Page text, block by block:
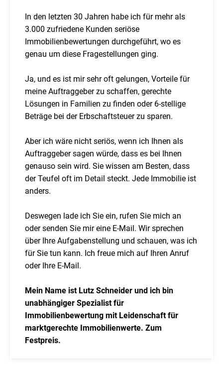
In den letzten 30 Jahren habe ich für mehr als
3.000 zufriedene Kunden seriöse
Immobilienbewertungen durchgeführt, wo es
genau um diese Fragestellungen ging.
Ja, und es ist mir sehr oft gelungen, Vorteile für
meine Auftraggeber zu schaffen, gerechte
Lösungen in Familien zu finden oder 6-stellige
Beträge bei der Erbschaftsteuer zu sparen.
Aber ich wäre nicht seriös, wenn ich Ihnen als
Auftraggeber sagen würde, dass es bei Ihnen
genauso sein wird. Sie wissen am Besten, dass
der Teufel oft im Detail steckt. Jede Immobilie ist
anders.
Deswegen lade ich Sie ein, rufen Sie mich an
oder senden Sie mir eine E-Mail. Wir sprechen
über Ihre Aufgabenstellung und schauen, was ich
für Sie tun kann. Ich freue mich auf Ihren Anruf
oder Ihre E-Mail.
Mein Name ist Lutz Schneider und ich bin
unabhängiger Spezialist für
Immobilienbewertung mit Leidenschaft für
marktgerechte Immobilienwerte. Zum
Festpreis.